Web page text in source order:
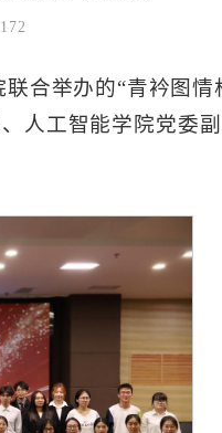
172
合举办的“青衿图
人工智能学院党委